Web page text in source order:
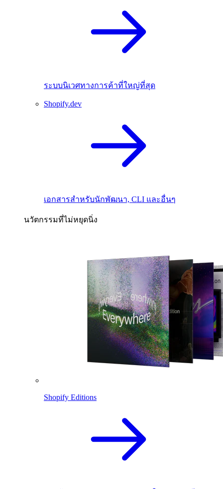
ระบบนิเวศทางการค้าที่ใหญ่ที่สุด
Shopify.dev
เอกสารสำหรับนักพัฒนา, CLI และอื่นๆ
นวัตกรรมที่ไม่หยุดนิ่ง
Shopify Editions